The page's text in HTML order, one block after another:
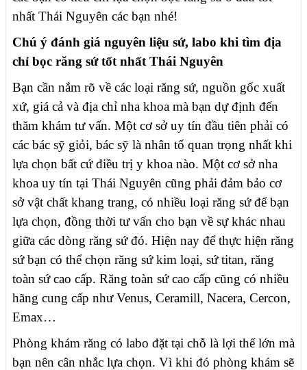
nhất Thái Nguyên các bạn nhé!
Chú ý đánh giá nguyên liệu sứ, labo khi tìm địa
chỉ bọc răng sứ tốt nhất Thái Nguyên
Bạn cần nắm rõ về các loại răng sứ, nguồn gốc xuất
xứ, giá cả và địa chỉ nha khoa mà bạn dự định đến
thăm khám tư vấn. Một cơ sở uy tín đầu tiên phải có
các bác sỹ giỏi, bác sỹ là nhân tố quan trọng nhất khi
lựa chọn bất cứ điều trị y khoa nào. Một cơ sở nha
khoa uy tín tại Thái Nguyên cũng phải đảm bảo cơ
sở vật chất khang trang, có nhiều loại răng sứ để bạn
lựa chọn, đồng thời tư vấn cho bạn về sự khác nhau
giữa các dòng răng sứ đó. Hiện nay để thực hiện răng
sứ bạn có thể chọn răng sứ kim loại, sứ titan, răng
toàn sứ cao cấp. Răng toàn sứ cao cấp cũng có nhiều
hãng cung cấp như Venus, Ceramill, Nacera, Cercon,
Emax…
Phòng khám răng có labo đặt tại chỗ là lợi thế lớn mà
bạn nên cân nhắc lựa chọn. Vì khi đó phòng khám sẽ